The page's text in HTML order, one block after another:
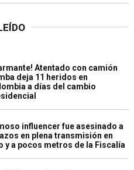
Atentado con camión
deja 11 heridos en
a días del cambio
influencer fue asesinado a
en plena transmisión en
y a pocos metros de la Fiscalía